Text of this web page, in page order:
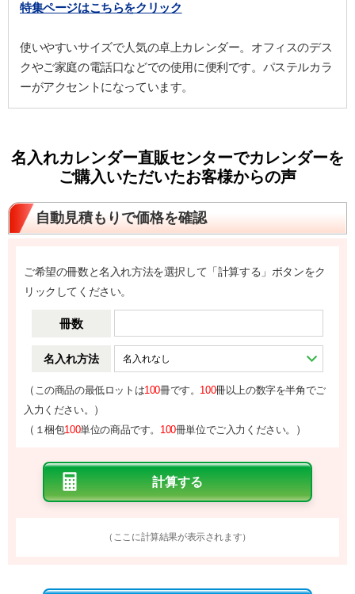
特集ページはこちらをクリック
使いやすいサイズで人気の卓上カレンダー。オフィスのデス
クやご家庭の電話口などでの使用に便利です。パステルカラ
ーがアクセントになっています。
名入れカレンダー直販センターでカレンダーを
ご購入いただいたお客様からの声
自動見積もりで価格を確認
ご希望の冊数と名入れ方法を選択して「計算する」ボタンをク
リックしてください。
冊数
名入れ方法
（ この商品の最低ロットは100冊です。 100冊以上の数字を半角でご
入力ください。
）
（ １梱包100単位の商品です。 100冊単位でご入力ください。 ）
（ここに計算結果が表示されます）